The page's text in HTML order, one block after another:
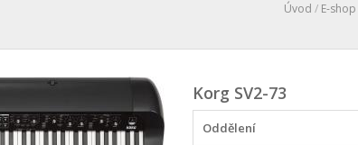
Úvod / E-shop
Korg SV2-73
Oddělení